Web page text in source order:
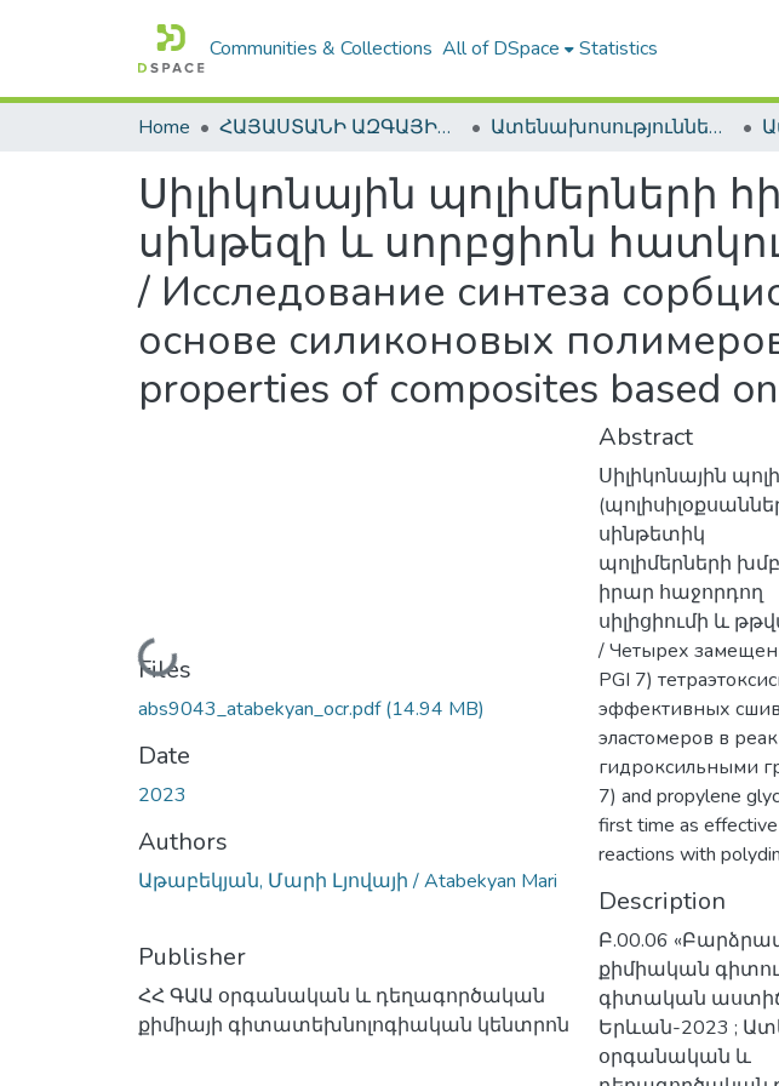
Communities & Collections All of DSpace Statistics
Home ՀԱՅԱՍՏԱՆԻ ԱԶԳԱՅԻՆ ԳՐԱԴԱՐԱՆԻ ԹՎԱՅԻՆ ՊԱՀՈՑ / DIGITAL REPOSITORY OF NLA Ատենախոսություններ և սեղմագրեր / Theses & Abstracts
Սիլիկոնային պոլիմերների
սինթեզի և սորբցիոն
/ Исследование синтеза
основе силиконовых
properties of composites based
Loading...
Files
abs9043_atabekyan_ocr.pdf(14.94 MB)
Date
2023
Authors
Աթաբեկյան, Մարի Լյովայի / Atabekyan Mari
Publisher
ՀՀ ԳԱԱ օրգանական և դեղագործական
քիմիայի գիտատեխնոլոգիական կենտրոն
Abstract
Սիլիկոնային
սինթետիկ
պոլիմերների
իրար հաջորդող
սիլիցիումի և
/ Четырех
PGI 7)
эффективных
эластомеров в
гидроксильными
7) and propylene
first time as
reactions with
Description
Բ.00.06
քիմիական
գիտական
Երևան-2023 ;
օրգանական և